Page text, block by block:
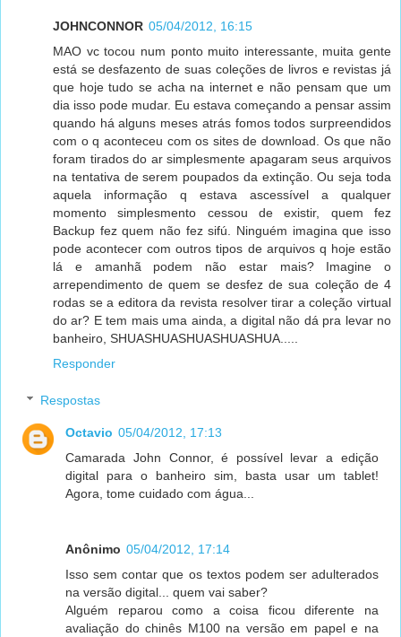
JOHNCONNOR 05/04/2012, 16:15
MAO vc tocou num ponto muito interessante, muita gente
está se desfazento de suas coleções de livros e revistas já
que hoje tudo se acha na internet e não pensam que um
dia isso pode mudar. Eu estava começando a pensar assim
quando há alguns meses atrás fomos todos surpreendidos
com o q aconteceu com os sites de download. Os que não
foram tirados do ar simplesmente apagaram seus arquivos
na tentativa de serem poupados da extinção. Ou seja toda
aquela informação q estava ascessível a qualquer
momento simplesmento cessou de existir, quem fez
Backup fez quem não fez sifú. Ninguém imagina que isso
pode acontecer com outros tipos de arquivos q hoje estão
lá e amanhã podem não estar mais? Imagine o
arrependimento de quem se desfez de sua coleção de 4
rodas se a editora da revista resolver tirar a coleção virtual
do ar? E tem mais uma ainda, a digital não dá pra levar no
banheiro, SHUASHUASHUASHUASHUA.....
Responder
Respostas
Octavio 05/04/2012, 17:13
Camarada John Connor, é possível levar a edição
digital para o banheiro sim, basta usar um tablet!
Agora, tome cuidado com água...
Anônimo 05/04/2012, 17:14
Isso sem contar que os textos podem ser adulterados
na versão digital... quem vai saber?
Alguém reparou como a coisa ficou diferente na
avaliação do chinês M100 na versão em papel e na